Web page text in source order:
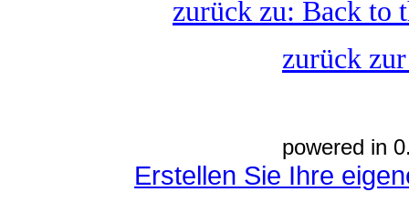
zurück zu: Back to
zurück
powered in
Erstellen Sie Ihre